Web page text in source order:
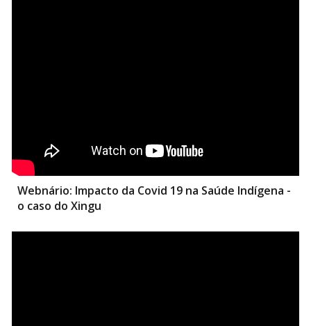
Webnário: Impacto da Covid 19 na Saúde Indígena -
o caso do Xingu